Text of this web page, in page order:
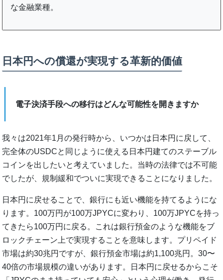
な金融業種。
日本円への償還が実現する革新的価値
電子決済手段への移行はどんな可能性を開きますか
我々は2021年1月の発行時から、いつかは日本円に戻して、
完全体のUSDCと同じように使える日本円建てのステーブル
コインを出したいと考えていました。当時の法律では不可能
でしたが、規制緩和でついに実現できることになりました。
日本円に戻せることで、銀行にも近い機能を持てるようにな
ります。100万円が100万JPYCに変わり、100万JPYCを持っ
てきたら100万円に戻る。これは銀行預金のような機能をブ
ロックチェーン上で実現することを意味します。プリペイド
市場は約30兆円ですが、銀行預金市場は約1,100兆円。30〜
40倍の市場規模の違いがあります。日本円に戻せるからこそ